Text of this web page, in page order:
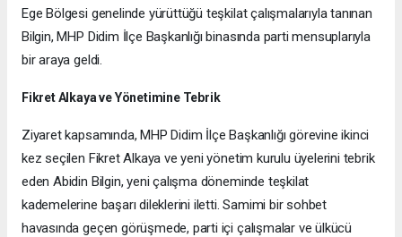
Ege Bölgesi genelinde yürüttüğü teşkilat çalışmalarıyla tanınan
Bilgin, MHP Didim İlçe Başkanlığı binasında parti mensuplarıyla
bir araya geldi.
Fikret Alkaya ve Yönetimine Tebrik
Ziyaret kapsamında, MHP Didim İlçe Başkanlığı görevine ikinci
kez seçilen Fikret Alkaya ve yeni yönetim kurulu üyelerini tebrik
eden Abidin Bilgin, yeni çalışma döneminde teşkilat
kademelerine başarı dileklerini iletti. Samimi bir sohbet
havasında geçen görüşmede, parti içi çalışmalar ve ülkücü